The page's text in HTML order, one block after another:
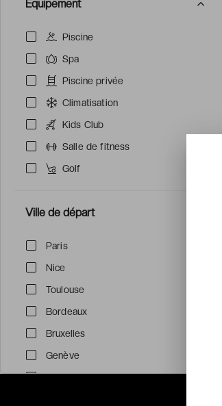
Équipement
Piscine
Spa
Piscine privée
Climatisation
Kids Club
Salle de fitness
Golf
Ville de départ
Paris
Nice
Toulouse
Bordeaux
Bruxelles
Genève
Lyon